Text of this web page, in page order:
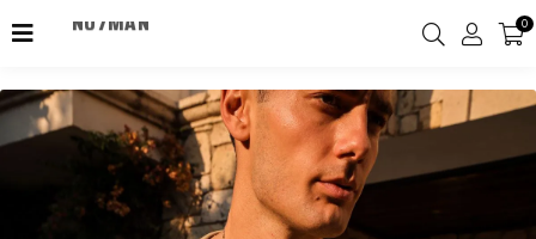
2000TL Üzeri Kargo Ücretsiz!
0